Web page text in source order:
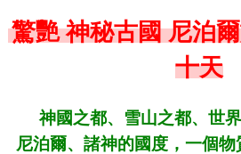
驚艷 神秘古國 尼泊
十天
神國之都、雪山之都、世
尼泊爾、諸神的國度，一個